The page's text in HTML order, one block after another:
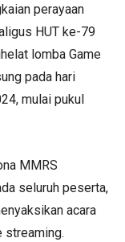
perayaan
HUT ke-79
lomba Game
pada hari
mulai pukul
MMRS
seluruh peserta,
acara
streaming.